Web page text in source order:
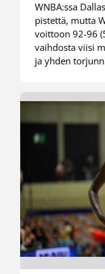
WNBA:ssa
pistettä, mutta
voittoon 92-96
vaihdosta viisi
ja yhden